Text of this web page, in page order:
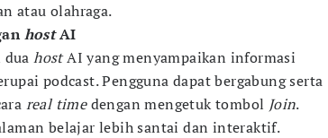
atau olahraga.
hostAI
duahostAI yang menyampaikan informasi
podcast. Pengguna dapat bergabung serta
real timedengan mengetuk tombol Join.
belajar lebih santai dan interaktif.